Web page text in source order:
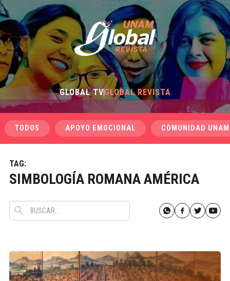
GLOBAL TVGLOBAL REVISTA
TODOS APOYO EMOCIONAL COMUNIDAD UNAM
TAG:
SIMBOLOGÍA ROMANA AMÉRICA